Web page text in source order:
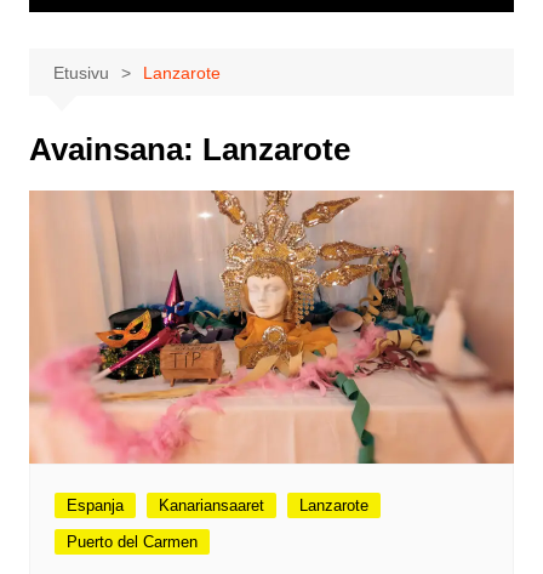
Etusivu Lanzarote
Avainsana: Lanzarote
Espanja Kanariansaaret
Lanzarote
Puerto del Carmen